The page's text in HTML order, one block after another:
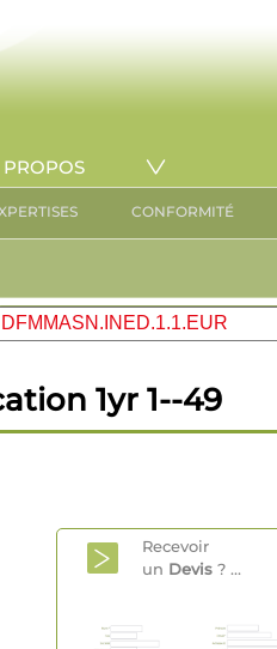
CONFORMITÉ
1yr 1--49
Recevoir
un Devis ? ...